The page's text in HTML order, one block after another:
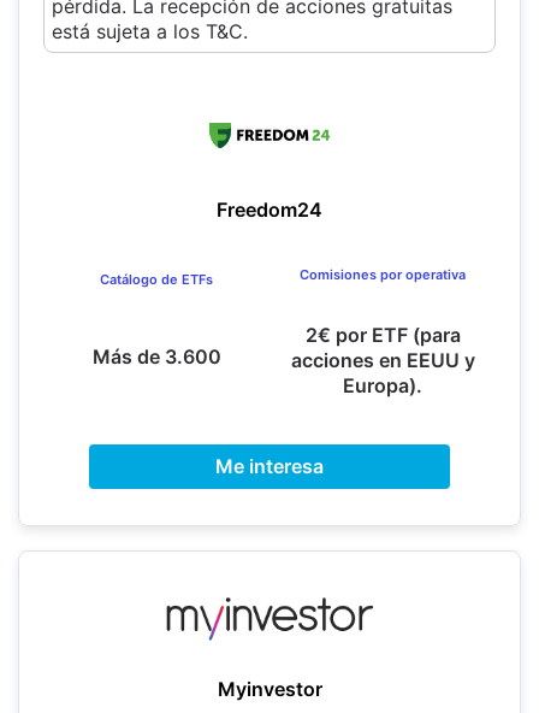
pérdida. La recepción de acciones gratuitas
está sujeta a los T&C.
Freedom24
Catálogo de ETFs
Más de 3.600
Comisiones por operativa
2€ por ETF (para
acciones en EEUU y
Europa).
Me interesa
Myinvestor